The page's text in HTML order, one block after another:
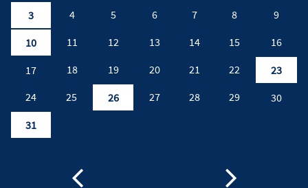
3
4 5 6 7 8 9
10 11 12 13 14 15 16
17 18 19 20 21 22
23
24
25 26 27 28 29
30
31